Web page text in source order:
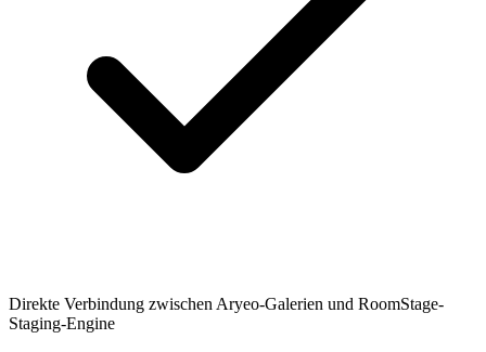
Direkte Verbindung zwischen Aryeo-Galerien und RoomStage-
Staging-Engine